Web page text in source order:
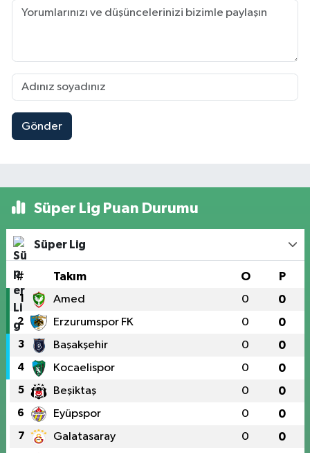
Gönder
Süper Lig Puan Durumu
Süper Lig
# Takım O P
1 Amed 0 0
2 Erzurumspor FK 0 0
3 Başakşehir 0 0
4 Kocaelispor 0 0
5 Beşiktaş 0 0
6 Eyüpspor 0 0
7 Galatasaray 0 0